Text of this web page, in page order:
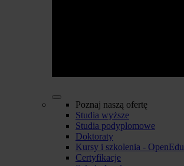
Poznaj naszą ofertę
Studia wyższe
Studia podyplomowe
Doktoraty
Kursy i szkolenia - OpenEdu
Certyfikacje